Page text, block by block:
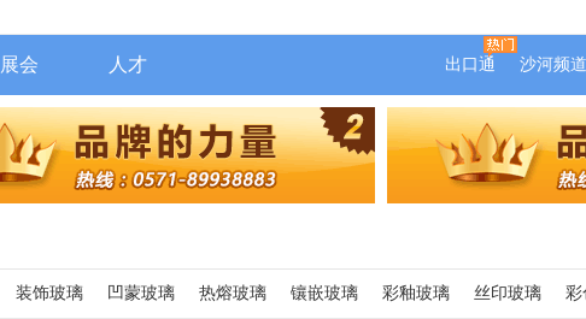
展会 人才 出口通 沙河频道
装饰玻璃 凹蒙玻璃 热熔玻璃 镶嵌玻璃 彩釉玻璃 丝印玻璃 彩